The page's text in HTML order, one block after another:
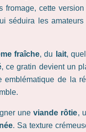
fromage, cette
séduira les
fraîche, du lait,
, ce gratin devient un
emblématique de la
uneviande rôtie,
. Sa texture